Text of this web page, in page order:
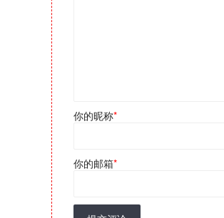
你的昵称*
你的邮箱*